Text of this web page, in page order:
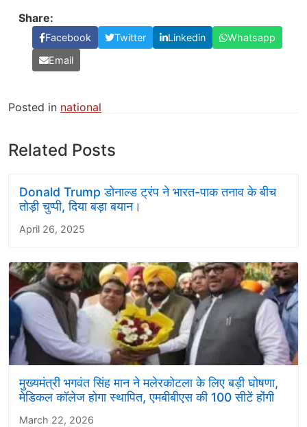
Share:
Facebook Twitter Linkedin
Whatsapp
Email
Posted in national
Related Posts
Donald Trump डोनाल्ड ट्रंप ने भारत-पाक तनाव के बीच
तोड़ी चुप्पी, दिया बड़ा बयान।
April 26, 2025
मुख्यमंत्री भगवंत सिंह मान ने मलेरकोटला के लिए बड़ी घोषणा,
मेडिकल कॉलेज होगा स्थापित, एमबीबीएस की 100 सीटें होंगी
March 22, 2026